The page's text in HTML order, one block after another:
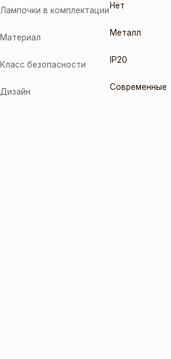
Лампочки в комплектации Нет
Материал Металл
Класс безопасности IP20
Дизайн Современные